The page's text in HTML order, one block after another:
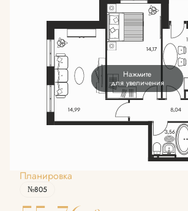
Нажмите
для увеличения
Планировка
№805